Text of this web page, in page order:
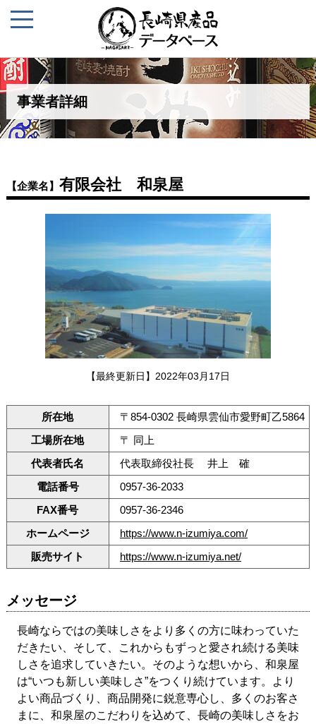
事業者詳細
【企業名】 有限会社 和泉屋
【最終更新日】2022年03月17日
所在地
〒854-0302 長崎県雲仙市愛野町乙5864
工場所在地
〒 同上
代表者氏名
代表取締役社長 井上 確
電話番号
0957-36-2033
FAX番号
0957-36-2346
ホームページ
https://www.n-izumiya.com/
販売サイト
https://www.n-izumiya.net/
メッセージ
長崎ならではの美味しさをより多くの方に味わっていた
だきたい、そして、これからもずっと愛され続ける美味
しさを追求していきたい。そのような想いから、和泉屋
は“いつも新しい美味しさ”をつくり続けています。より
よい商品づくり、商品開発に鋭意専心し、多くのお客さ
まに、和泉屋のこだわりを込めて、長崎の美味しさをお